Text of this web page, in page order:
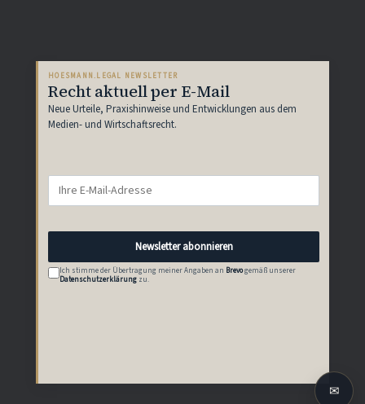
HOESMANN.LEGAL NEWSLETTER
Recht aktuell per E-Mail
Neue Urteile, Praxishinweise und Entwicklungen aus dem
Medien- und Wirtschaftsrecht.
Newsletter abonnieren
Ich stimme der Übertragung meiner Angaben an Brevogemäß unserer
Datenschutzerklärung zu.
✉